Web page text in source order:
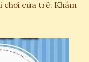
của trẻ. Khám